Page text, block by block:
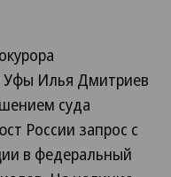
Уфы Илья Дмитриев
суда
России запрос с
в федеральный